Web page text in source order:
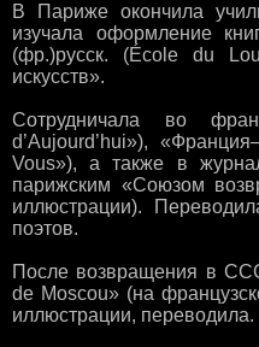
В Париже окончила
изучала оформление
(фр.)русск. (École du
искусств».
Сотрудничала во
d’Aujourd’hui»),
Vous»), а также в
парижским «Союзом
иллюстрации).
поэтов.
После возвращения в
de Moscou» (на
иллюстрации, переводила.